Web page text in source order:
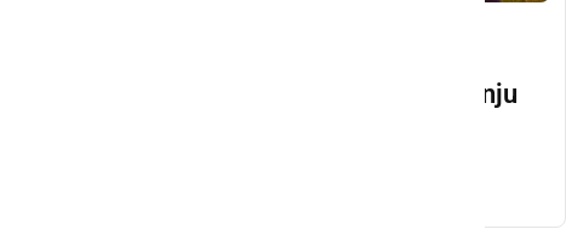
Petkov večer na 17. srečanju